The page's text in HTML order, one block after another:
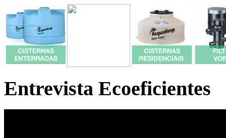
Entrevista Ecoeficientes